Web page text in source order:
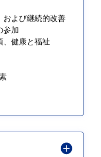
および継続的改善
参加
、健康と福祉